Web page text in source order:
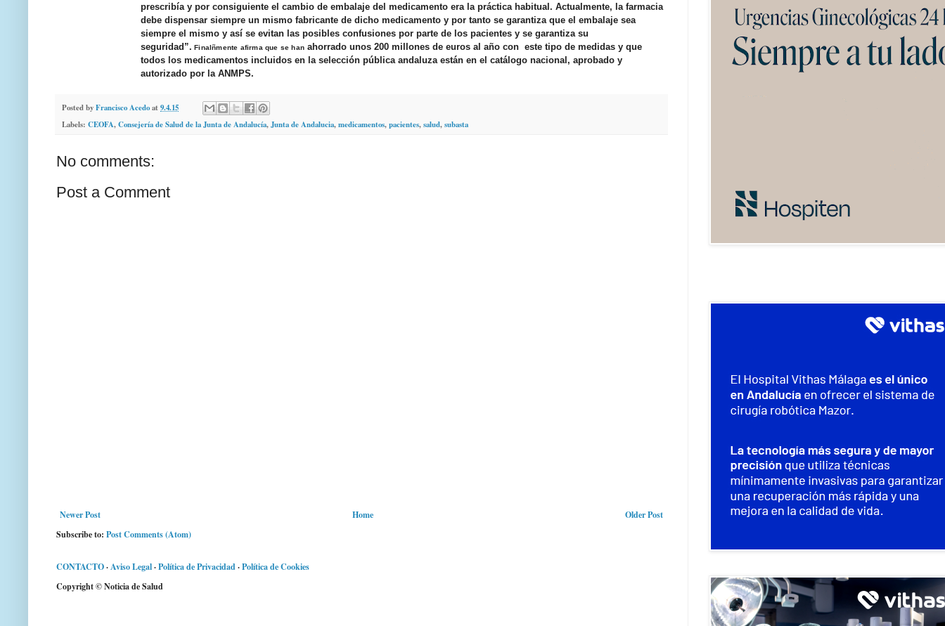
prescribía y por consiguiente el cambio de embalaje del medicamento era la práctica habitual. Actualmente, la farmacia
debe dispensar siempre un mismo fabricante de dicho medicamento y por tanto se garantiza que el embalaje sea
siempre el mismo y así se evitan las posibles confusiones por parte de los pacientes y se garantiza su
seguridad”. Finalñmente afirma que se han ahorrado unos 200 millones de euros al año con este tipo de medidas y que
todos los medicamentos incluidos en la selección pública andaluza están en el catálogo nacional, aprobado y
autorizado por la ANMPS.
Posted byFrancisco Acedoat 9.4.15
Labels: CEOFA,Consejería de Salud de la Junta de Andalucía,Junta de Andalucia,medicamentos,pacientes,salud,subasta
No comments:
Post a Comment
Newer Post Older Post
Home
Subscribe to: Post Comments (Atom)
CONTACTO·Aviso Legal·Política de Privacidad·Política de Cookies
Copyright © Noticia de Salud